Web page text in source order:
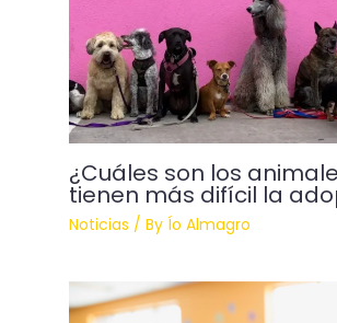
¿Cuáles son los
tienen más difícil la
Noticias / By Ío Almagro